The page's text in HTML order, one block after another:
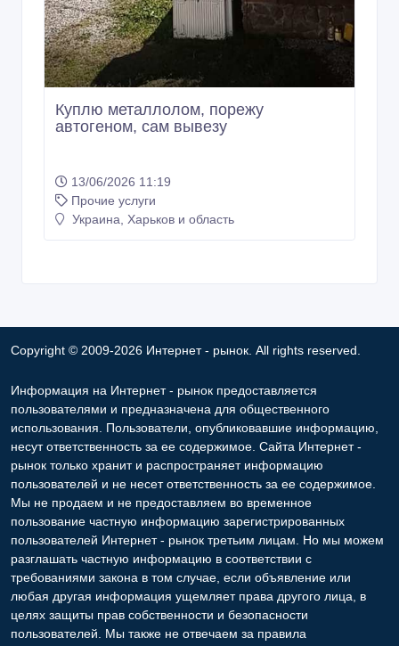
Куплю металлолом, порежу
автогеном, сам вывезу
13/06/2026 11:19
Прочие услуги
Украина, Харьков и область
Copyright © 2009-2026 Интернет - рынок. All rights reserved.
Информация на Интернет - рынок предоставляется
пользователями и предназначена для общественного
использования. Пользователи, опубликовавшие информацию,
несут ответственность за ее содержимое. Сайта Интернет -
рынок только хранит и распространяет информацию
пользователей и не несет ответственность за ее содержимое.
Мы не продаем и не предоставляем во временное
пользование частную информацию зарегистрированных
пользователей Интернет - рынок третьим лицам. Но мы можем
разглашать частную информацию в соответствии с
требованиями закона в том случае, если объявление или
любая другая информация ущемляет права другого лица, в
целях защиты прав собственности и безопасности
пользователей. Мы также не отвечаем за правила